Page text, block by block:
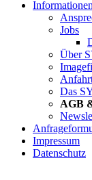
Informationen
Jobs
Über
Das
AGB
Impressum
Datenschutz